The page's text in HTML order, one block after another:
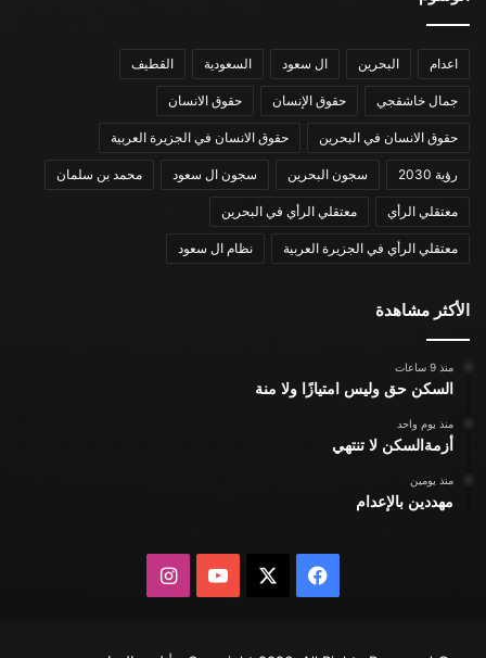
اعدام البحرين ال سعود السعودية القطيف
جمال خاشقجي حقوق الإنسان حقوق الانسان
حقوق الانسان في البحرين حقوق الانسان في الجزيرة العربية
رؤية 2030 سجون البحرين سجون ال سعود محمد بن سلمان
معتقلي الرأي معتقلي الرأي في البحرين
معتقلي الرأي في الجزيرة العربية نظام ال سعود
الأكثر مشاهدة
منذ 9 ساعات
السكن حق وليس امتيازًا ولا منة
منذ يوم واحد
أزمةالسكن لا تنتهي
منذ يومين
مهددين بالإعدام
فيسبوك يوتيوبانستقرام